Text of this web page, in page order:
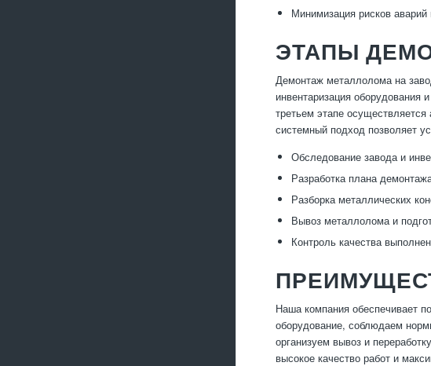
Минимизация рисков
ЭТАПЫ
Демонтаж металлолома на
инвентаризация оборудования
третьем этапе осуществляется
системный подход позволяет
Обследование завода и
Разработка плана
Разборка металлических
Вывоз металлолома и
Контроль качества
Наша компания обеспечивает
оборудование, соблюдаем
организуем вывоз и
высокое качество работ и